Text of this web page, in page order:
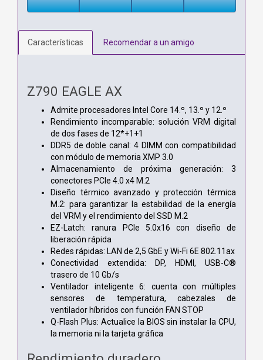
Características Recomendar a un amigo
Z790 EAGLE AX
Admite procesadores Intel Core 14.º, 13.º y 12.º
Rendimiento incomparable: solución VRM digital
de dos fases de 12*+1+1
DDR5 de doble canal: 4 DIMM con compatibilidad
con módulo de memoria XMP 3.0
Almacenamiento de próxima generación: 3
conectores PCIe 4.0 x4 M.2
Diseño térmico avanzado y protección térmica
M.2: para garantizar la estabilidad de la energía
del VRM y el rendimiento del SSD M.2
EZ-Latch: ranura PCIe 5.0x16 con diseño de
liberación rápida
Redes rápidas: LAN de 2,5 GbE y Wi-Fi 6E 802.11ax
Conectividad extendida: DP, HDMI, USB-C®
trasero de 10 Gb/s
Ventilador inteligente 6: cuenta con múltiples
sensores de temperatura, cabezales de
ventilador híbridos con función FAN STOP
Q-Flash Plus: Actualice la BIOS sin instalar la CPU,
la memoria ni la tarjeta gráfica